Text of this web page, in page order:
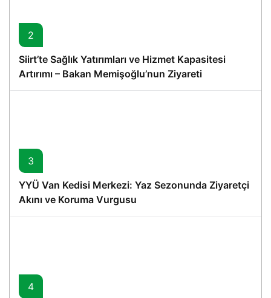
2
Siirt’te Sağlık Yatırımları ve Hizmet Kapasitesi
Artırımı – Bakan Memişoğlu’nun Ziyareti
3
YYÜ Van Kedisi Merkezi: Yaz Sezonunda Ziyaretçi
Akını ve Koruma Vurgusu
4